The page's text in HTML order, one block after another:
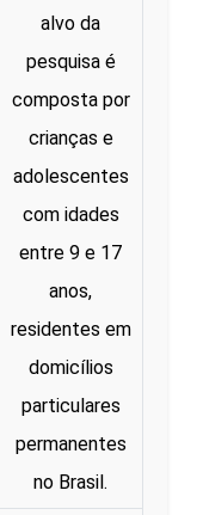
alvo da
pesquisa é
composta por
crianças e
adolescentes
com idades
entre 9 e 17
anos,
residentes em
domicílios
particulares
permanentes
no Brasil.